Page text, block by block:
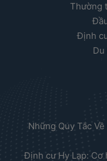
Thường
Định
Những Quy Tắc
Định cư Hy Lạp: Cơ